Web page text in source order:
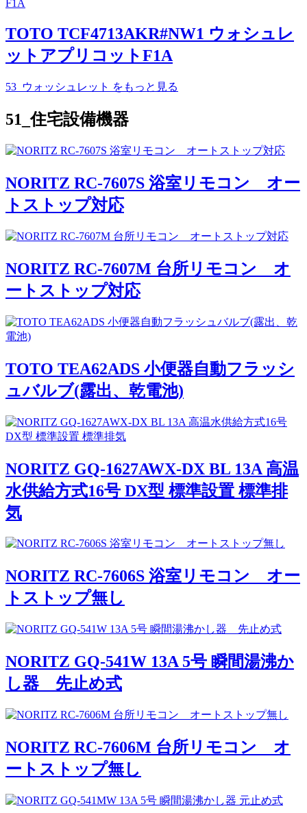
TOTO TCF4713AKR#NW1 ウォシュレ
ットアプリコットF1A
53_ウォッシュレット をもっと見る
51_住宅設備機器
NORITZ RC-7607S 浴室リモコン オー
トストップ対応
NORITZ RC-7607M 台所リモコン オ
ートストップ対応
TOTO TEA62ADS 小便器自動フラッシ
ュバルブ(露出、乾電池)
NORITZ GQ-1627AWX-DX BL 13A 高温
水供給方式16号 DX型 標準設置 標準排
気
NORITZ RC-7606S 浴室リモコン オー
トストップ無し
NORITZ GQ-541W 13A 5号 瞬間湯沸か
し器 先止め式
NORITZ RC-7606M 台所リモコン オ
ートストップ無し